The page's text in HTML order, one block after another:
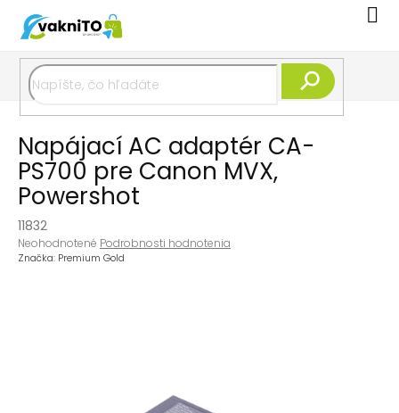
obsah
Napájací AC adaptér CA-
PS700 pre Canon MVX,
Powershot
11832
Priemerné
hodnotenie
Neohodnotené Podrobnosti hodnotenia
Značka: Premium Gold